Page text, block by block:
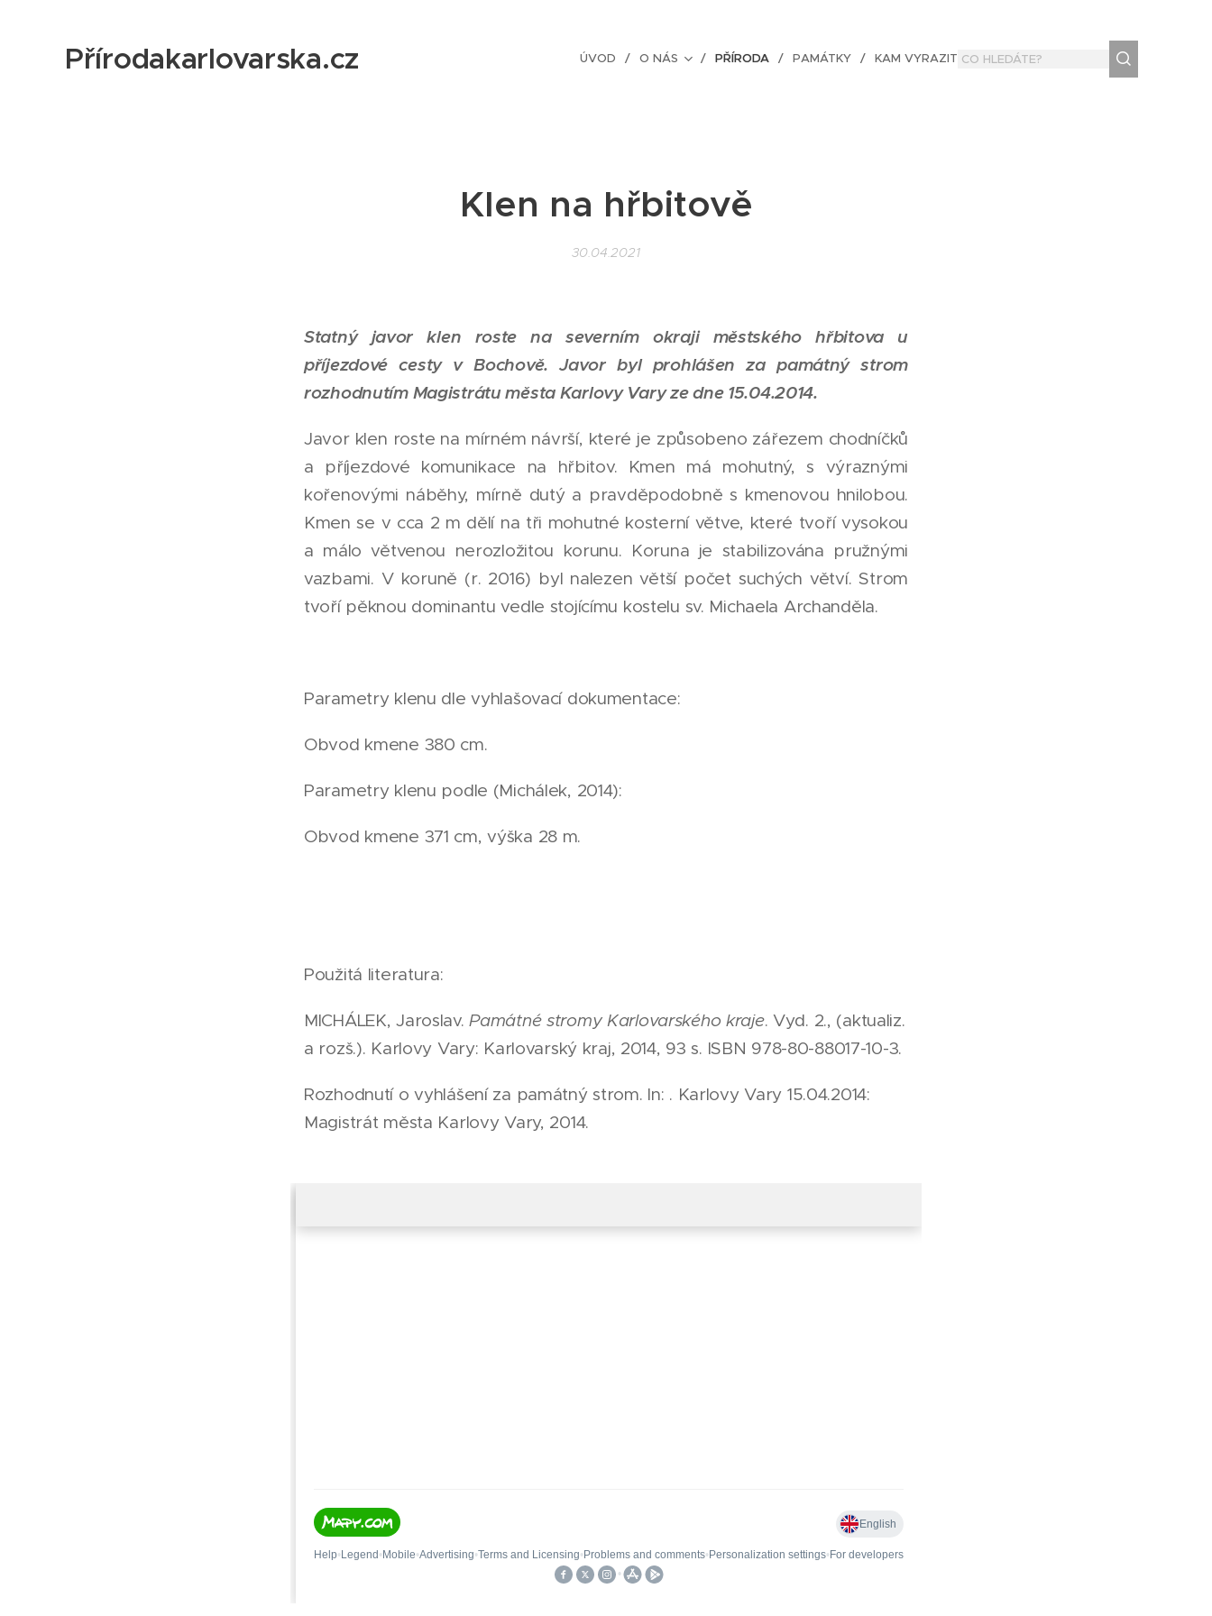
Přírodakarlovarska.cz ÚVOD O NÁS PŘÍRODA PAMÁTKY KAM VYRAZIT
Klen na hřbitově
30.04.2021
Statný javor klen roste na severním okraji městského hřbitova u
příjezdové cesty v Bochově. Javor byl prohlášen za památný strom
rozhodnutím Magistrátu města Karlovy Vary ze dne 15.04.2014.
Javor klen roste na mírném návrší, které je způsobeno zářezem chodníčků
a příjezdové komunikace na hřbitov. Kmen má mohutný, s výraznými
kořenovými náběhy, mírně dutý a pravděpodobně s kmenovou hnilobou.
Kmen se v cca 2 m dělí na tři mohutné kosterní větve, které tvoří vysokou
a málo větvenou nerozložitou korunu. Koruna je stabilizována pružnými
vazbami. V koruně (r. 2016) byl nalezen větší počet suchých větví. Strom
tvoří pěknou dominantu vedle stojícímu kostelu sv. Michaela Archanděla.
Parametry klenu dle vyhlašovací dokumentace:
Obvod kmene 380 cm.
Parametry klenu podle (Michálek, 2014):
Obvod kmene 371 cm, výška 28 m.
Použitá literatura:
MICHÁLEK, Jaroslav.Památné stromy Karlovarského kraje. Vyd. 2., (aktualiz.
a rozš.). Karlovy Vary: Karlovarský kraj, 2014, 93 s. ISBN 978-80-88017-10-3.
Rozhodnutí o vyhlášení za památný strom. In: . Karlovy Vary 15.04.2014:
Magistrát města Karlovy Vary, 2014.